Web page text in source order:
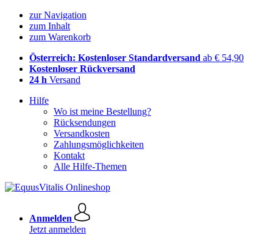
zur Navigation
zum Inhalt
zum Warenkorb
Österreich: Kostenloser Standardversand ab € 54,90
Kostenloser Rückversand
24 h Versand
Hilfe
Wo ist meine Bestellung?
Rücksendungen
Versandkosten
Zahlungsmöglichkeiten
Kontakt
Alle Hilfe-Themen
Anmelden
Jetzt anmelden